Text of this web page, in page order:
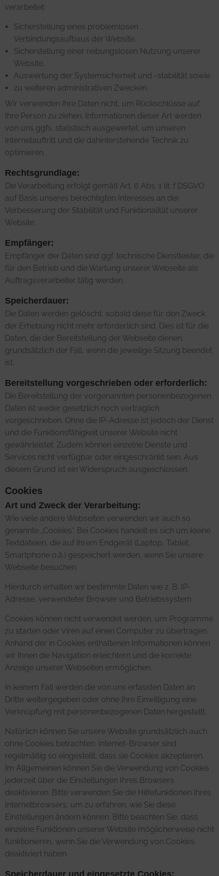
verarbeitet:
Sicherstellung eines problemlosen
Verbindungsaufbaus der Website,
Sicherstellung einer reibungslosen Nutzung unserer
Website,
Auswertung der Systemsicherheit und -stabilität sowie
zu weiteren administrativen Zwecken.
Wir verwenden Ihre Daten nicht, um Rückschlüsse auf
Ihre Person zu ziehen. Informationen dieser Art werden
von uns ggfs. statistisch ausgewertet, um unseren
Internetauftritt und die dahinterstehende Technik zu
optimieren.
Rechtsgrundlage:
Die Verarbeitung erfolgt gemäß Art. 6 Abs. 1 lit. f DSGVO
auf Basis unseres berechtigten Interesses an der
Verbesserung der Stabilität und Funktionalität unserer
Website.
Empfänger:
Empfänger der Daten sind ggf. technische Dienstleister, die
für den Betrieb und die Wartung unserer Webseite als
Auftragsverarbeiter tätig werden.
Speicherdauer:
Die Daten werden gelöscht, sobald diese für den Zweck
der Erhebung nicht mehr erforderlich sind. Dies ist für die
Daten, die der Bereitstellung der Webseite dienen,
grundsätzlich der Fall, wenn die jeweilige Sitzung beendet
ist.
Bereitstellung vorgeschrieben oder erforderlich:
Die Bereitstellung der vorgenannten personenbezogenen
Daten ist weder gesetzlich noch vertraglich
vorgeschrieben. Ohne die IP-Adresse ist jedoch der Dienst
und die Funktionsfähigkeit unserer Website nicht
gewährleistet. Zudem können einzelne Dienste und
Services nicht verfügbar oder eingeschränkt sein. Aus
diesem Grund ist ein Widerspruch ausgeschlossen.
Cookies
Art und Zweck der Verarbeitung:
Wie viele andere Webseiten verwenden wir auch so
genannte „Cookies“. Bei Cookies handelt es sich um kleine
Textdateien, die auf Ihrem Endgerät (Laptop, Tablet,
Smartphone o.ä.) gespeichert werden, wenn Sie unsere
Webseite besuchen.
Hierdurch erhalten wir bestimmte Daten wie z. B. IP-
Adresse, verwendeter Browser und Betriebssystem.
Cookies können nicht verwendet werden, um Programme
zu starten oder Viren auf einen Computer zu übertragen.
Anhand der in Cookies enthaltenen Informationen können
wir Ihnen die Navigation erleichtern und die korrekte
Anzeige unserer Webseiten ermöglichen.
In keinem Fall werden die von uns erfassten Daten an
Dritte weitergegeben oder ohne Ihre Einwilligung eine
Verknüpfung mit personenbezogenen Daten hergestellt.
Natürlich können Sie unsere Website grundsätzlich auch
ohne Cookies betrachten. Internet-Browser sind
regelmäßig so eingestellt, dass sie Cookies akzeptieren.
Im Allgemeinen können Sie die Verwendung von Cookies
jederzeit über die Einstellungen Ihres Browsers
deaktivieren. Bitte verwenden Sie die Hilfefunktionen Ihres
Internetbrowsers, um zu erfahren, wie Sie diese
Einstellungen ändern können. Bitte beachten Sie, dass
einzelne Funktionen unserer Website möglicherweise nicht
funktionieren, wenn Sie die Verwendung von Cookies
deaktiviert haben.
Speicherdauer und eingesetzte Cookies: